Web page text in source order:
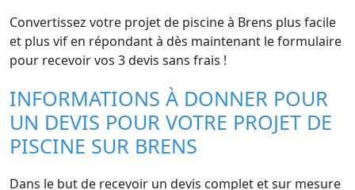
Convertissez votre projet de piscine à Brens plus facile
et plus vif en répondant à dès maintenant le formulaire
pour recevoir vos 3 devis sans frais !
INFORMATIONS À DONNER POUR
UN DEVIS POUR VOTRE PROJET DE
PISCINE SUR BRENS
Dans le but de recevoir un devis complet et sur mesure